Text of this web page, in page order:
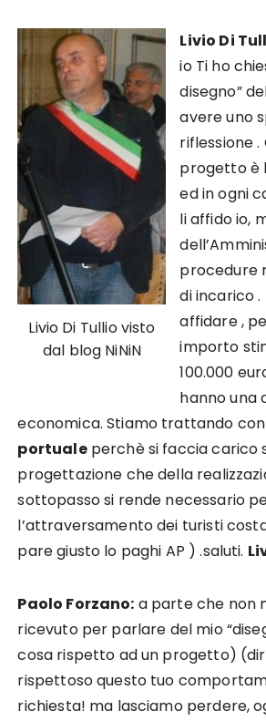
Livio Di Tullio visto
dal blog NiNiN
Livio Di
io Ti ho
disegno”
avere uno
riflessione .
progetto è
ed in ogni
li affido io,
procedure
di incarico .
affidare ,
importo
100.000
hanno una
economica. Stiamo trattando con
portualeperchè si faccia carico
progettazione che della
sottopasso si rende necessario
l’attraversamento dei turisti
pare giusto lo paghi AP ) .saluti.
Paolo Forzano: a parte che non
ricevuto per parlare del mio
cosa rispetto ad un progetto)
rispettoso questo tuo
richiesta! ma lasciamo perdere,